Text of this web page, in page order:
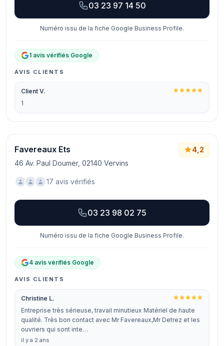
03 23 97 14 50
Numéro issu de la fiche Google Business Profile.
1 avis vérifiés Google
AVIS CLIENTS
Client V.
1
Favereaux Ets
46 Av. Paul Doumer, 02140 Vervins
4,2
17 avis vérifiés
03 23 98 02 75
Numéro issu de la fiche Google Business Profile.
4 avis vérifiés Google
AVIS CLIENTS
Christine L.
Entreprise très sérieuse, travail minutieux Matériel de haute
qualité. Très bon contact avec Mr Favereaux,Mr Detrez et les
ouvriers qui sont inte…
il y a 2 ans